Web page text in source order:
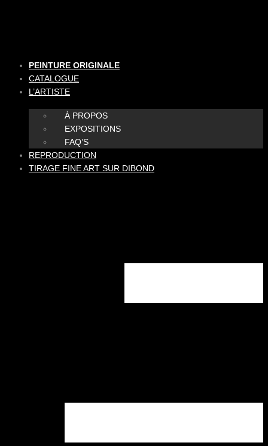
PEINTURE ORIGINALE
CATALOGUE
L’ARTISTE
À PROPOS
EXPOSITIONS
FAQ’S
REPRODUCTION
TIRAGE FINE ART SUR DIBOND